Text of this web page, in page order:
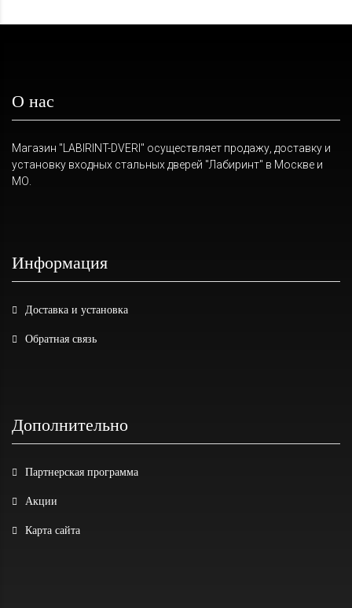
О нас
Магазин "LABIRINT-DVERI" осуществляет продажу, доставку и
установку входных стальных дверей "Лабиринт" в Москве и
МО.
Информация
Доставка и установка
Обратная связь
Дополнительно
Партнерская программа
Акции
Карта сайта